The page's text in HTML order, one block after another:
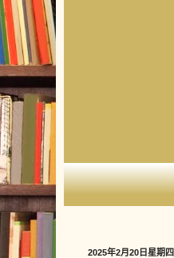
2025年2月20日星期四